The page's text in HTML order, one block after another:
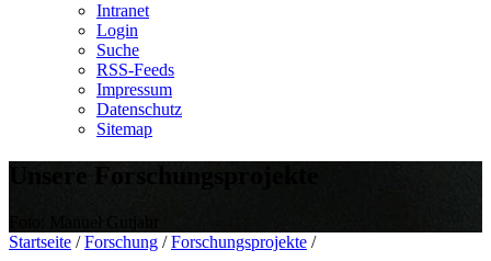
Intranet
Login
Suche
RSS-Feeds
Impressum
Datenschutz
Sitemap
Unsere Forschungsprojekte
Startseite / Forschung / Forschungsprojekte /